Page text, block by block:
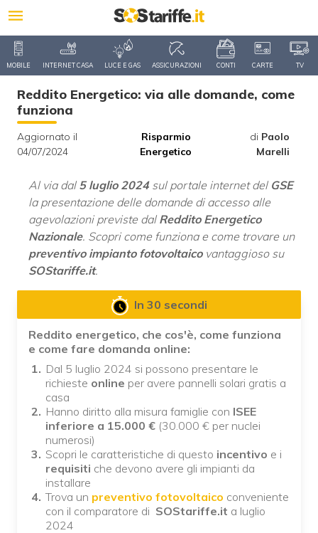
MOBILE INTERNET CASA LUCE E GAS ASSICURAZIONI CONTI CARTE TV
Reddito Energetico: via alle domande, come
funziona
Aggiornato il
04/07/2024
Risparmio
Energetico
di Paolo
Marelli
Al via dal 5 luglio 2024sul portale internet del GSE
la presentazione delle domande di accesso alle
agevolazioni previste dal Reddito Energetico
Nazionale. Scopri come funziona e come trovare un
preventivo impianto fotovoltaicovantaggioso su
SOStariffe.it.
In 30 secondi
Reddito energetico, che cos'è, come funziona
e come fare domanda online:
Dal 5 luglio 2024 si possono presentare le
richieste online per avere pannelli solari gratis a
casa
Hanno diritto alla misura famiglie con ISEE
inferiore a 15.000 € (30.000 € per nuclei
numerosi)
Scopri le caratteristiche di questo incentivo e i
requisiti che devono avere gli impianti da
installare
Trova un preventivo fotovoltaico conveniente
con il comparatore di SOStariffe.it a luglio
2024